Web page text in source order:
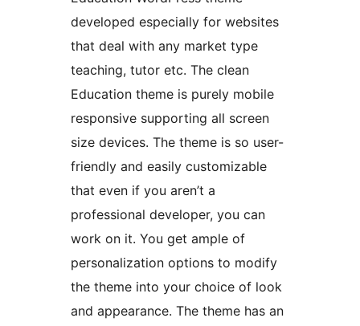
developed especially for websites
that deal with any market type
teaching, tutor etc. The clean
Education theme is purely mobile
responsive supporting all screen
size devices. The theme is so user-
friendly and easily customizable
that even if you aren’t a
professional developer, you can
work on it. You get ample of
personalization options to modify
the theme into your choice of look
and appearance. The theme has an